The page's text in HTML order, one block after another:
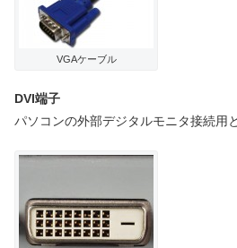
VGAケーブル
DVI端子
パソコンの外部デジタルモニタ接続用